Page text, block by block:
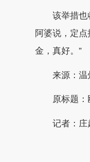
该举措也收
阿婆说，定
金，真好。”
来源：温
原标题：
记者：庄